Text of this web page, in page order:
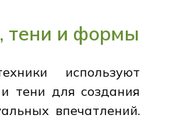
тени и формы
используют
тени для создания
впечатлений.